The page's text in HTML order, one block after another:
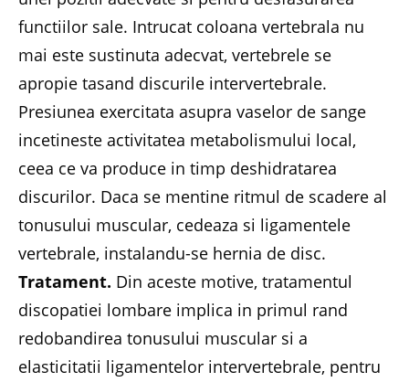
functiilor sale. Intrucat coloana vertebrala nu
mai este sustinuta adecvat, vertebrele se
apropie tasand discurile intervertebrale.
Presiunea exercitata asupra vaselor de sange
incetineste activitatea metabolismului local,
ceea ce va produce in timp deshidratarea
discurilor. Daca se mentine ritmul de scadere al
tonusului muscular, cedeaza si ligamentele
vertebrale, instalandu-se hernia de disc.
Tratament. Din aceste motive, tratamentul
discopatiei lombare implica in primul rand
redobandirea tonusului muscular si a
elasticitatii ligamentelor intervertebrale, pentru